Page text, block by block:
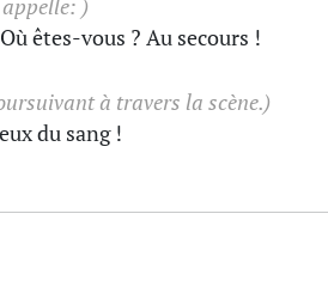
)
êtes-vous ? Au secours !
à travers la scène.)
du sang !